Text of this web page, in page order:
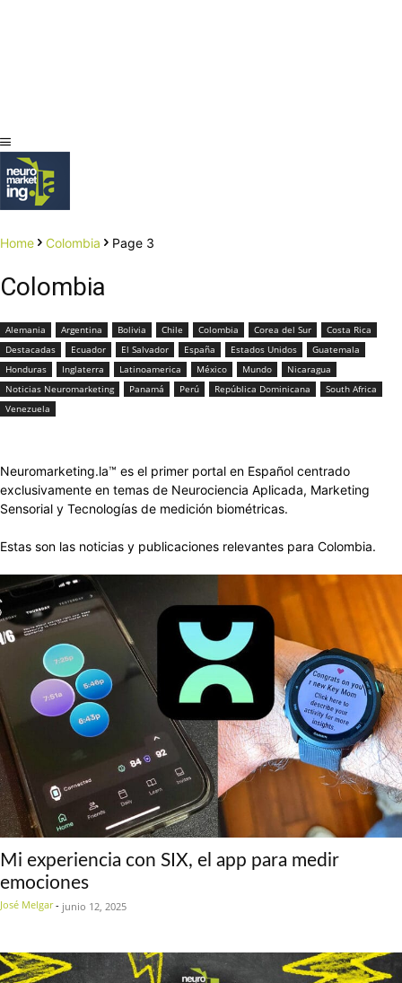
Home Colombia Page 3
Colombia
Alemania Argentina Bolivia Chile Colombia Corea del Sur
Costa Rica
Destacadas
Ecuador El Salvador España Estados Unidos
Guatemala
Honduras
Inglaterra Latinoamerica México Mundo
Nicaragua
Noticias Neuromarketing
Panamá Perú República Dominicana
South Africa
Venezuela
Neuromarketing.la™ es el primer portal en Español centrado
exclusivamente en temas de Neurociencia Aplicada, Marketing
Sensorial y Tecnologías de medición biométricas.
Estas son las noticias y publicaciones relevantes para Colombia.
Mi experiencia con SIX, el app para medir
emociones
José Melgar - junio 12, 2025